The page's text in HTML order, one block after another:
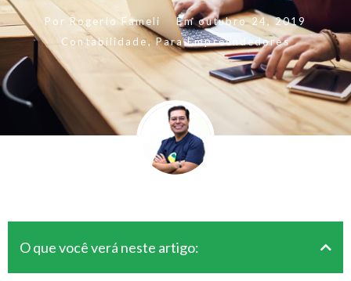
Por Rogerio Fameli Em outubro 24, 2019
Contabilidade,Para Empreendedores
O que você verá neste artigo: